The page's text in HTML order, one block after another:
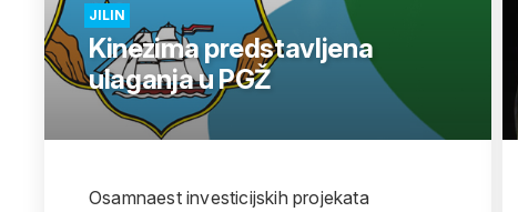
JILIN
Kinezima predstavljena
ulaganja u PGŽ
Osamnaest investicijskih projekata